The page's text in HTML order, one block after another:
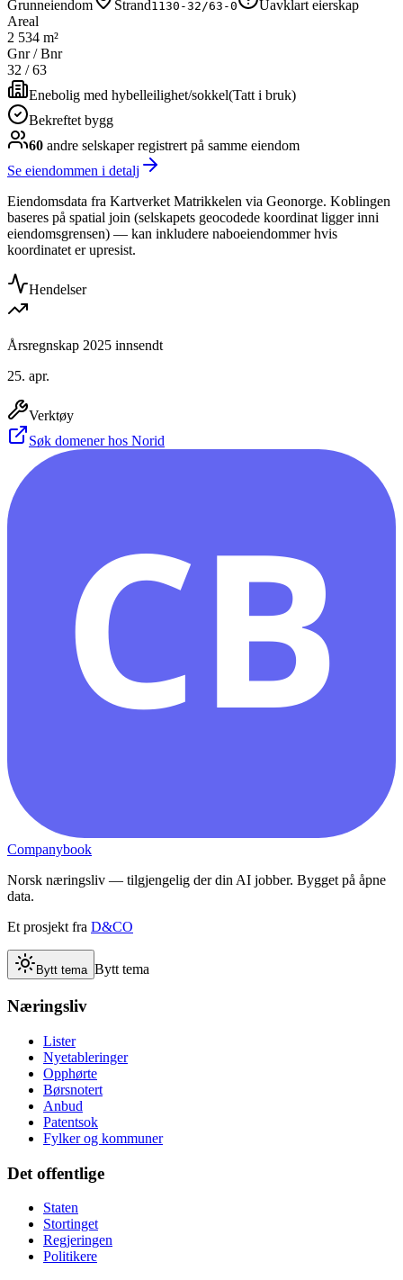
Grunneiendom
Strand1130-32/63-0
Uavklart eierskap
Areal
2 534 m²
Gnr / Bnr
32 /63
Enebolig med hybelleilighet/sokkel(Tatt i bruk)
Bekreftet bygg
60 andre selskaperregistrert på samme eiendom
Se eiendommen i detalj
Eiendomsdata fra Kartverket Matrikkelen via Geonorge. Koblingen
baseres på spatial join (selskapets geocodede koordinat ligger inni
eiendomsgrensen) — kan inkludere naboeiendommer hvis
koordinatet er upresist.
Hendelser
Årsregnskap 2025 innsendt
25. apr.
Verktøy
Søk domener hos Norid
CB
Companybook
Norsk næringsliv — tilgjengelig der din AI jobber. Bygget på åpne
data.
Et prosjekt fra D&CO
Bytt tema Bytt tema
Næringsliv
Lister
Nyetableringer
Opphørte
Børsnotert
Anbud
Patentsok
Fylker og kommuner
Det offentlige
Staten
Stortinget
Regjeringen
Politikere